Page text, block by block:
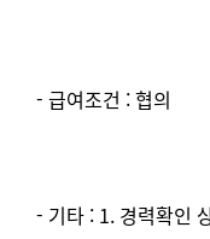
- 급여조건 : 협의
- 기타 : 1. 경력확인